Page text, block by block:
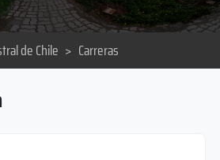
de Chile > Carreras